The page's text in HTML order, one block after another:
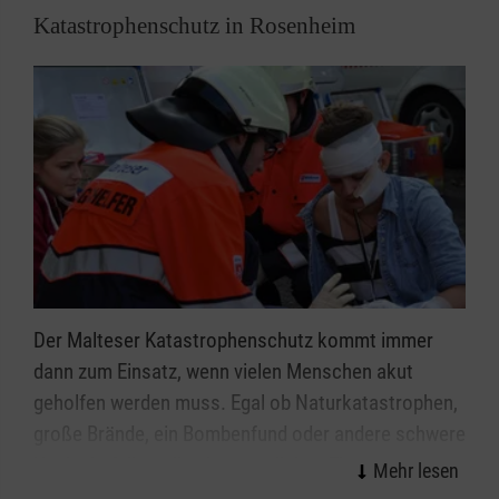
Hierfür werden immer wieder Ehrenamtliche für die
Den Diensteleiter Peter Raab erreichen Sie
telefonisch in der Regel Mo. – Do. 14.00 – 16.00
Uhr.
Katastrophenschutz in Rosenheim
Der Malteser Katastrophenschutz kommt immer
dann zum Einsatz, wenn vielen Menschen akut
geholfen werden muss. Egal ob Naturkatastrophen,
Unglücksfälle – die ehrenamtlichen Einsatzkräfte